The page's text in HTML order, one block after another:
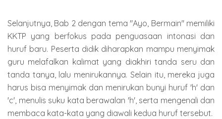
Selanjutnya, Bab 2 dengan tema "Ayo, Bermain" memiliki
KKTP yang berfokus pada penguasaan intonasi dan
huruf baru. Peserta didik diharapkan mampu menyimak
guru melafalkan kalimat yang diakhiri tanda seru dan
tanda tanya, lalu menirukannya. Selain itu, mereka juga
harus bisa menyimak dan menirukan bunyi huruf 'h' dan
'c', menulis suku kata berawalan 'h', serta mengenali dan
membaca kata-kata yang diawali kedua huruf tersebut.